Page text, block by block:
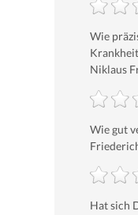
Wie
Niklaus
Wie gut
Hat sich